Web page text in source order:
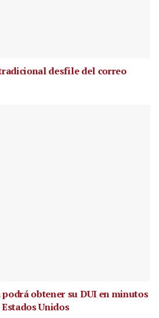
desfile del correo
obtener su DUI en minutos
Unidos